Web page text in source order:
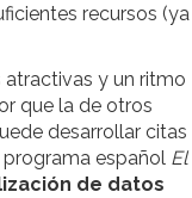
recursos (ya
y un ritmo
que la de otros
desarrollar citas
español El
de datos